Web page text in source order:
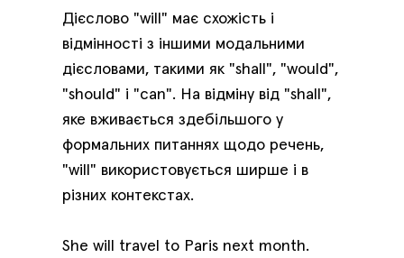
Дієслово "will" має схожість і
відмінності з іншими модальними
дієсловами, такими як "shall", "would",
"should" і "can". На відміну від "shall",
яке вживається здебільшого у
формальних питаннях щодо речень,
"will" використовується ширше і в
різних контекстах.
She will travel to Paris next month.